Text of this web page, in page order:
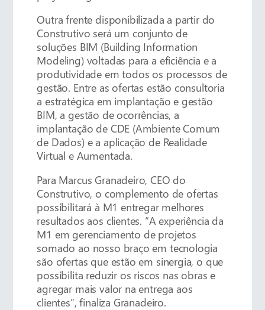
Outra frente disponibilizada a partir do
Construtivo será um conjunto de
soluções BIM (Building Information
Modeling) voltadas para a eficiência e a
produtividade em todos os processos de
gestão. Entre as ofertas estão consultoria
a estratégica em implantação e gestão
BIM, a gestão de ocorrências, a
implantação de CDE (Ambiente Comum
de Dados) e a aplicação de Realidade
Virtual e Aumentada.
Para Marcus Granadeiro, CEO do
Construtivo, o complemento de ofertas
possibilitará à M1 entregar melhores
resultados aos clientes. “A experiência da
M1 em gerenciamento de projetos
somado ao nosso braço em tecnologia
são ofertas que estão em sinergia, o que
possibilita reduzir os riscos nas obras e
agregar mais valor na entrega aos
clientes”, finaliza Granadeiro.